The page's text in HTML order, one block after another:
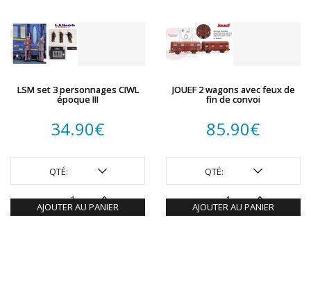
LSM set 3 personnages CIWL
époque III
34.90€
QTÉ:
AJOUTER AU PANIER
JOUEF 2 wagons avec feux de
fin de convoi
85.90€
QTÉ:
AJOUTER AU PANIER